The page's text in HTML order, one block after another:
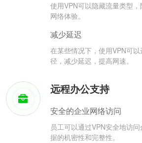
使用VPN可以隐藏流量类型
网络体验。
减少延迟
在某些情况下，使用VPN可
径，减少延迟，提高网速。
远程办公支持
安全的企业网络访问
员工可以通过VPN安全地访
据的机密性和完整性。